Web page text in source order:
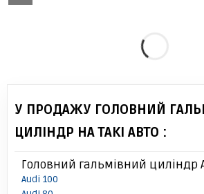
У ПРОДАЖУ ГОЛОВНИЙ
ЦИЛІНДР НА ТАКІ АВТО :
Головний гальмівний циліндр
Audi 100